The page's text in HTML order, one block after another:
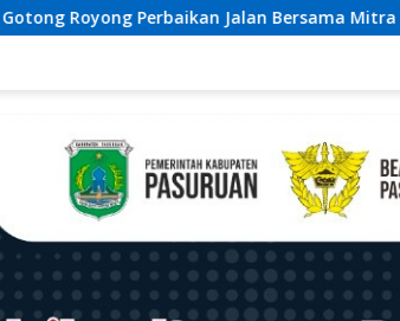
Mitra dan Warga Atu Payung.